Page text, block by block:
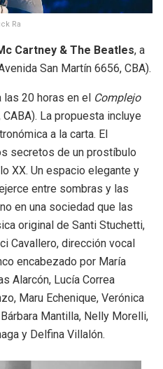
Ra
Cartney & The Beatles, a
San Martín 6656, CBA).
las 20 horas en el Complejo
La propuesta incluye
a la carta. El
secretos de un prostíbulo
XX. Un espacio elegante y
entre sombras y las
en una sociedad que las
original de Santi Stuchetti,
Cavallero, dirección vocal
encabezado por María
Alarcón, Lucía Correa
Maru Echenique, Verónica
Mantilla, Nelly Morelli,
y Delfina Villalón.